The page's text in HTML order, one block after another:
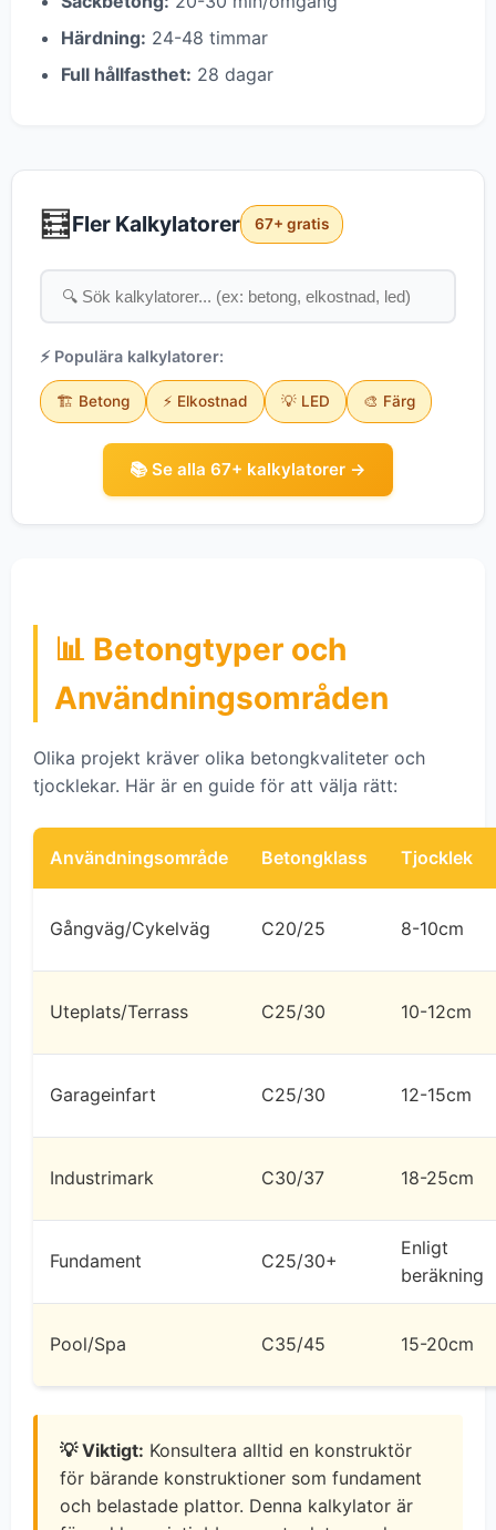
Härdning: 24-48 timmar
Full hållfasthet: 28 dagar
🧮Fler Kalkylatorer 67+ gratis
⚡ Populära kalkylatorer:
🏗️ Betong ⚡ Elkostnad 💡 LED 🎨 Färg
📚 Se alla 67+ kalkylatorer →
📊 Betongtyper och
Användningsområden
Olika projekt kräver olika betongkvaliteter och
tjocklekar. Här är en guide för att välja rätt:
Användningsområde Betongklass Tjocklek
Gångväg/Cykelväg C20/25 8-10cm
Uteplats/Terrass C25/30 10-12cm
Garageinfart C25/30 12-15cm
Industrimark C30/37 18-25cm
Fundament C25/30+
Enligt
beräkning
Pool/Spa C35/45 15-20cm
💡 Viktigt: Konsultera alltid en konstruktör
för bärande konstruktioner som fundament
och belastade plattor. Denna kalkylator är